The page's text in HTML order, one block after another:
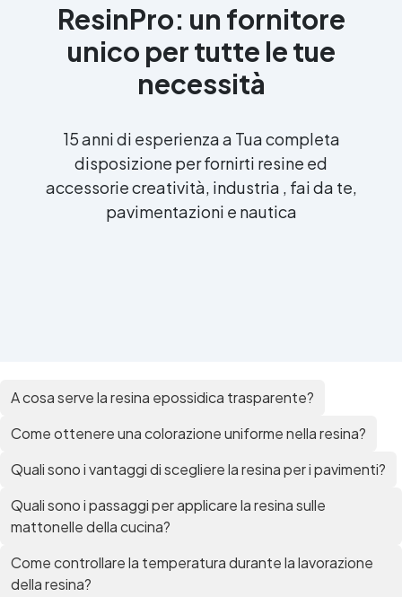
ResinPro: un fornitore
unico per tutte le tue
necessità
15 anni di esperienza a Tua completa
disposizione per fornirti resine ed
accessorie creatività, industria , fai da te,
pavimentazioni e nautica
A cosa serve la resina epossidica trasparente?
Come ottenere una colorazione uniforme nella resina?
Quali sono i vantaggi di scegliere la resina per i pavimenti?
Quali sono i passaggi per applicare la resina sulle
mattonelle della cucina?
Come controllare la temperatura durante la lavorazione
della resina?